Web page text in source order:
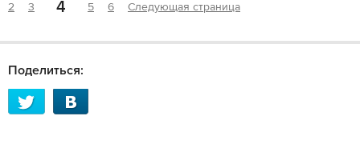
2 3 4 5 6 Следующая страница
Поделиться: